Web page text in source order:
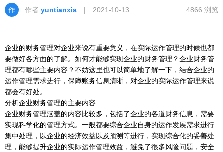
作者 yuntianxia | 2021-10-13 4866 浏览
企业的财务管理对企业来说有重要意义，在实际运作管理的时候也都
要做好各方面的了解。如何才能够实现企业的财务管理？企业财务管
理都有哪些主要内容？不妨这里也可以简单地了解一下，结合企业的
运作管理需求进行，保障账务信息清晰，对企业的实际运作管理来说
都会有好处。
分析企业财务管理的主要内容
企业财务管理涵盖的内容比较多，包括了企业的各道财务信息，需要
实现科学化的管理方式。一般都要综合企业自身的运作发展需求进行
集中处理，以企业的经济效益以及预测等进行，实现综合化的妥善处
理，能够提升企业的实际运作管理效益，避免了很多风险问题，安全